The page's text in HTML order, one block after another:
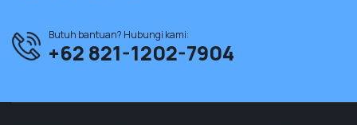
Butuh bantuan? Hubungi kami:
+62 821-1202-7904